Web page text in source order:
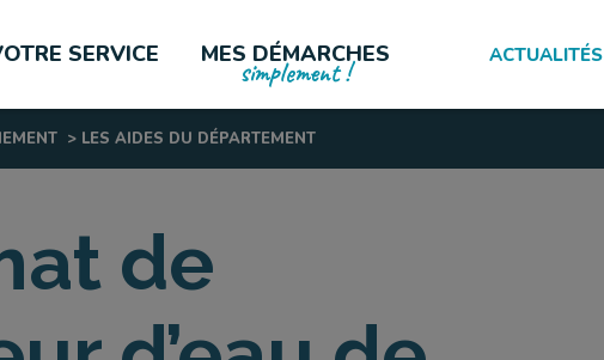
SERVICE MES DÉMARCHES
simplement !
ACTUALITÉS
LES PLUS CONSULTÉES
> LES AIDES DU DÉPARTEMENT
de